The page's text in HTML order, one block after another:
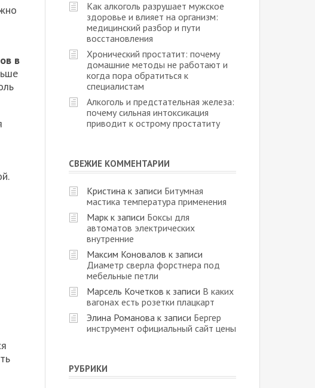
в
Как алкоголь разрушает мужское
здоровье и влияет на организм:
медицинский разбор и пути
восстановления
Хронический простатит: почему
домашние методы не работают и
когда пора обратиться к
специалистам
Алкоголь и предстательная железа:
почему сильная интоксикация
приводит к острому простатиту
СВЕЖИЕ КОММЕНТАРИИ
Кристина к записи Битумная
мастика температура применения
Марк к записи Боксы для
автоматов электрических
внутренние
Максим Коновалов к записи
Диаметр сверла форстнера под
мебельные петли
Марсель Кочетков к записи В каких
вагонах есть розетки плацкарт
Элина Романова к записи Бергер
инструмент официальный сайт цены
РУБРИКИ